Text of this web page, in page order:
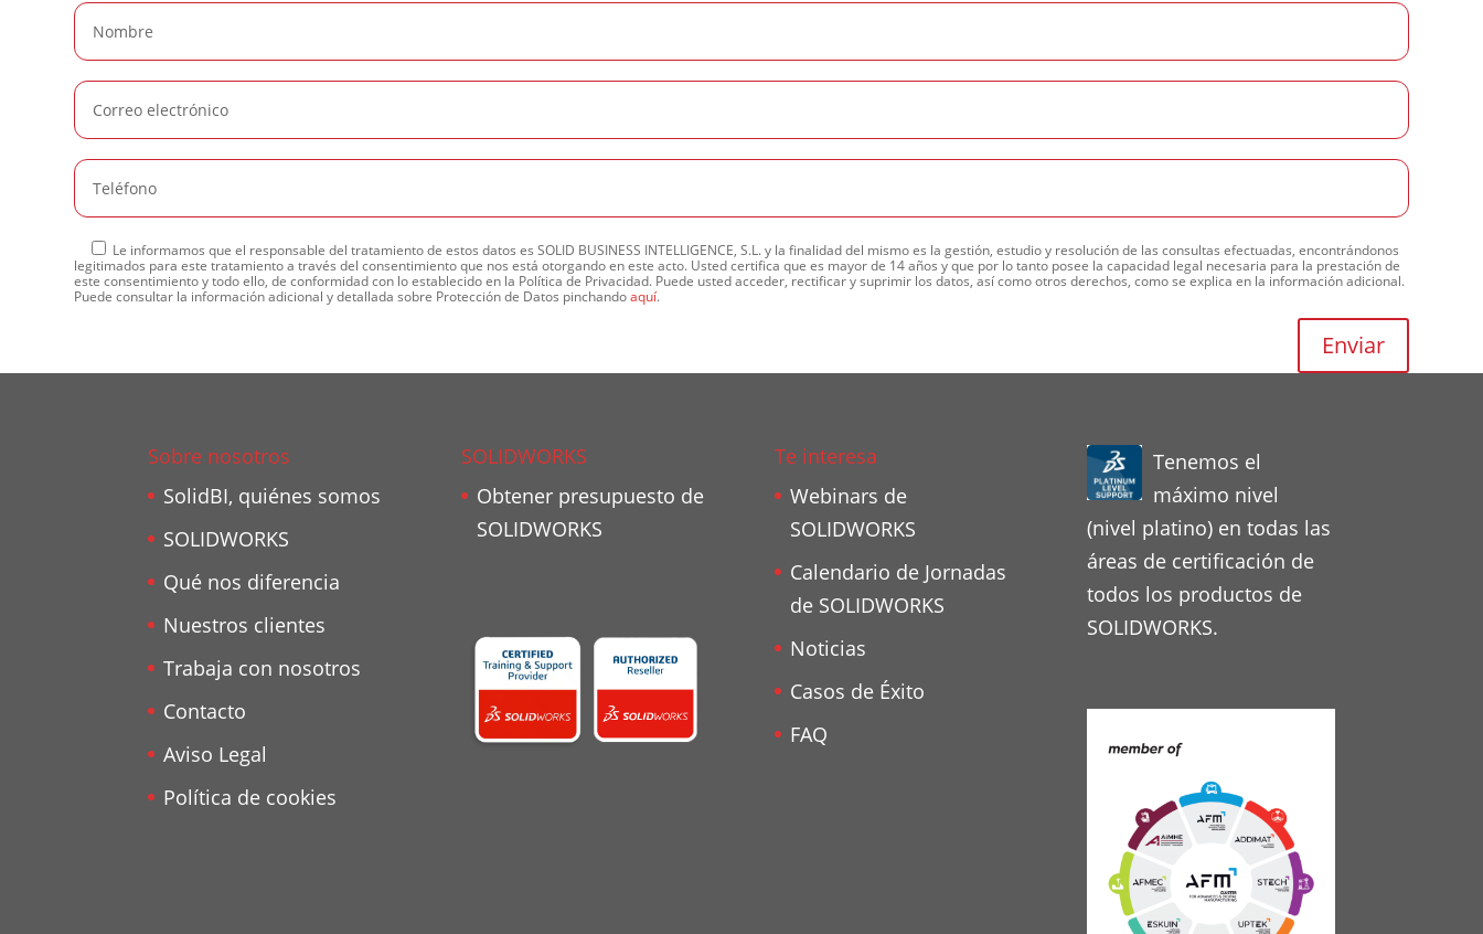
Le informamos que el responsable del tratamiento de estos datos es SOLID BUSINESS INTELLIGENCE, S.L. y la finalidad del mismo es la gestión, estudio y resolución de las consultas efectuadas, encontrándonos
legitimados para este tratamiento a través del consentimiento que nos está otorgando en este acto. Usted certifica que es mayor de 14 años y que por lo tanto posee la capacidad legal necesaria para la prestación de
este consentimiento y todo ello, de conformidad con lo establecido en la Política de Privacidad. Puede usted acceder, rectificar y suprimir los datos, así como otros derechos, como se explica en la información adicional.
Puede consultar la información adicional y detallada sobre Protección de Datos pinchandoaquí.
Sobre nosotros
SolidBI, quiénes somos
SOLIDWORKS
Qué nos diferencia
Nuestros clientes
Trabaja con nosotros
Contacto
Aviso Legal
Política de cookies
SOLIDWORKS
Obtener presupuesto de
SOLIDWORKS
Te interesa
Webinars de
SOLIDWORKS
Calendario de Jornadas
de SOLIDWORKS
Noticias
Casos de Éxito
FAQ
Tenemos el
máximo nivel
(nivel platino) en todas las
áreas de certificación de
todos los productos de
SOLIDWORKS.